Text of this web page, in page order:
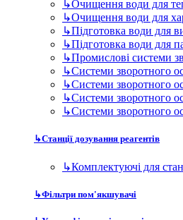
↳Комплектуючі для
Фільтри пом'якшувачі
Ультрафіолетові стерилізатори
Дискові фільтри для